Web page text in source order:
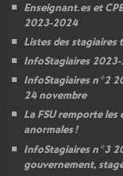
Enseignant.es etCPE
2023-2024
Listes des
InfoStagiaires
InfoStagiaires n°2
24 novembre
La FSUremporte les
anormales!
InfoStagiaires n°3
gouvernement,